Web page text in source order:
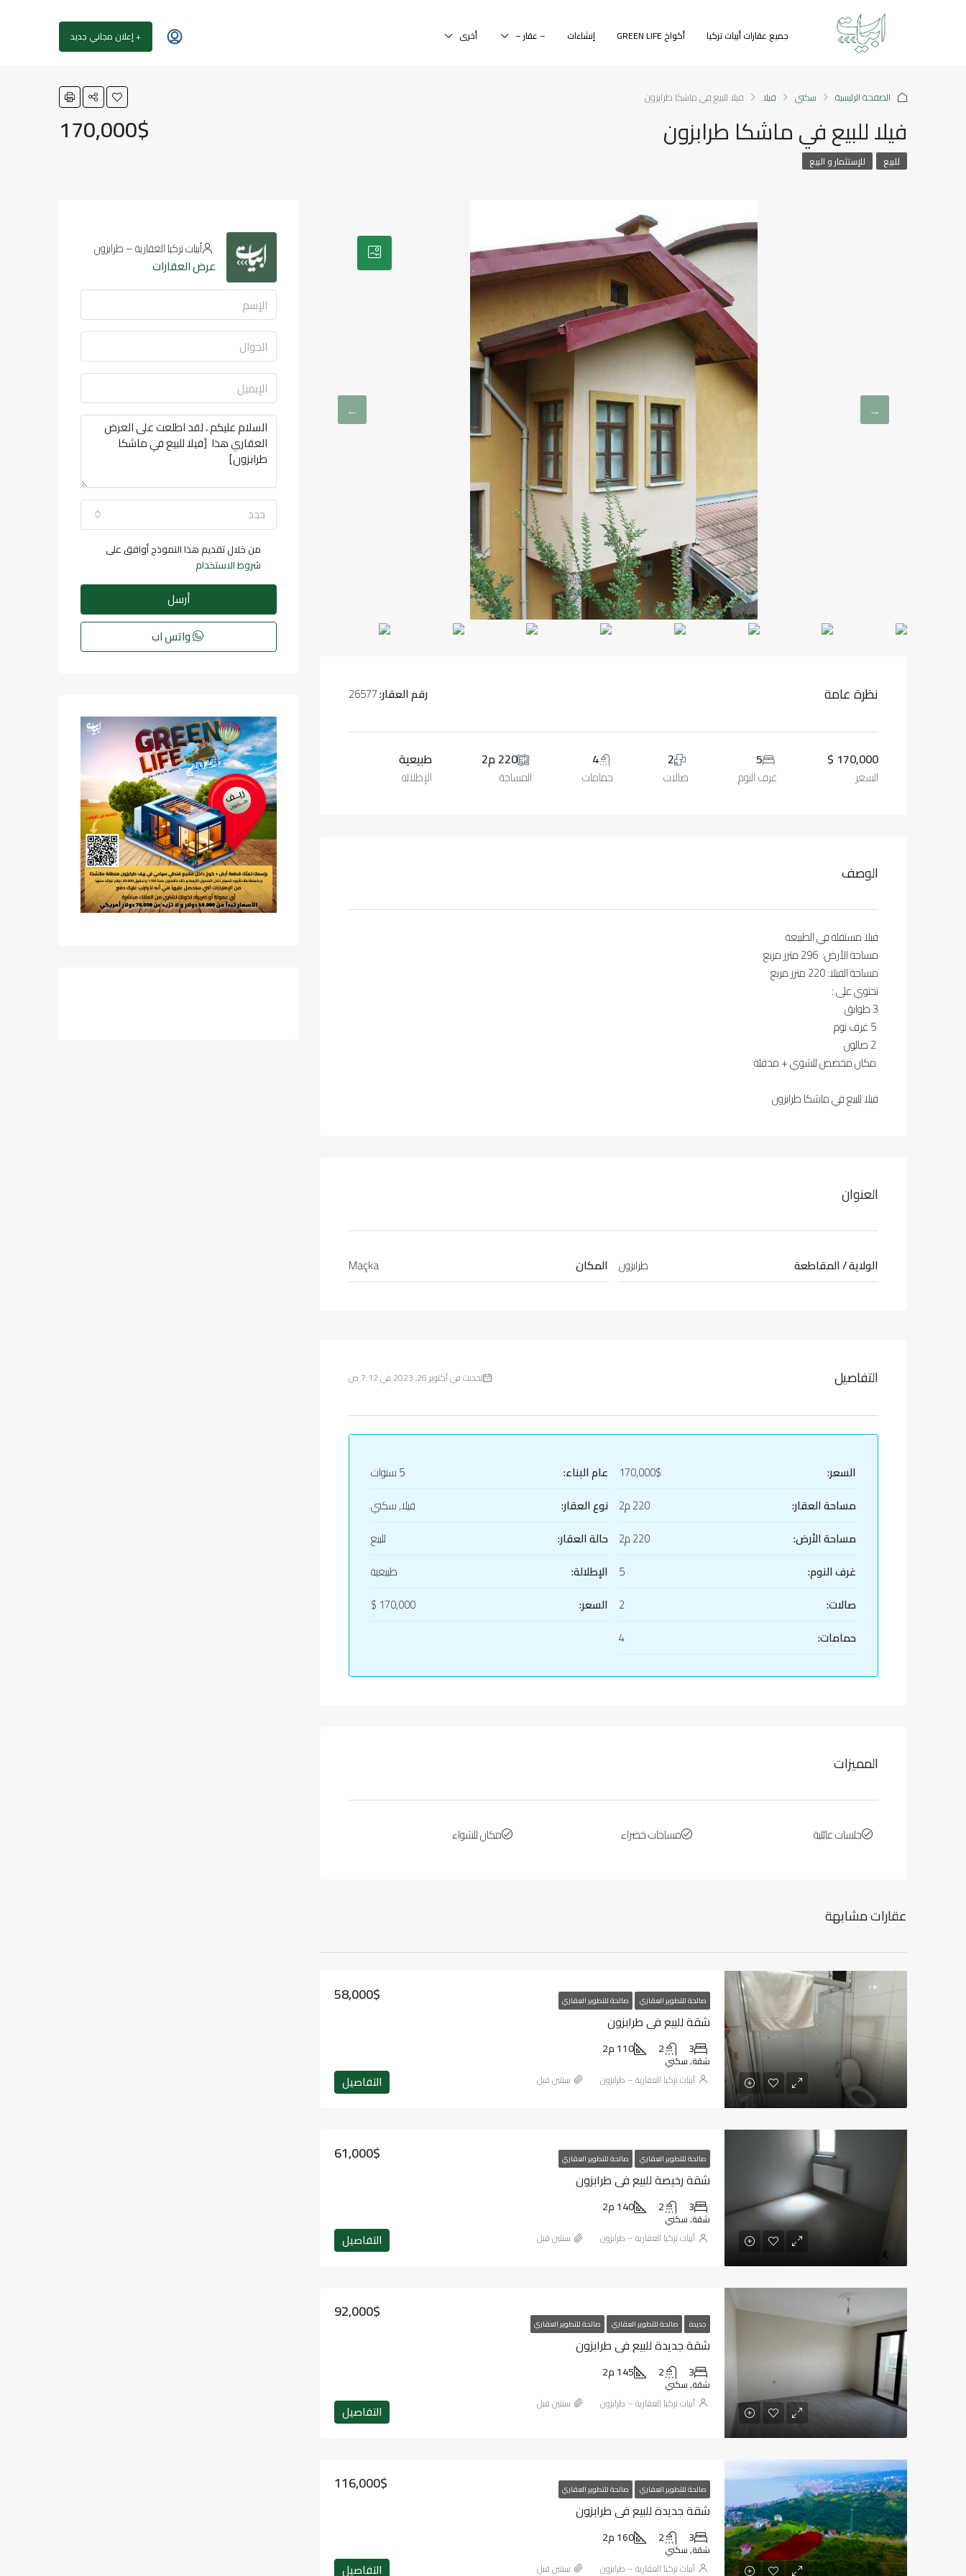
جميع عقارات أبيات تركيا أكواخ GREEN LIFE إنشاءات – عقار – أخرى + إعلان مجاني جديد
الصفحة الرئيسية سكني فيلا فيلا للبيع في ماشكا طرابزون
فيلا للبيع في ماشكا طرابزون 170,000$
للبيع للإستثمار و البيع
نظرة عامة رقم العقار:
170,000 $
السعر
5
غرف النوم
2
صالات
4
حمامات
220 م2
المساحة
طبيعية
الإطلالة
الوصف
فيلا مستقلة في الطبيعة
مساحة الأرض: 296 مترر مربع
مساحة الفيلا: 220 مترر مربع
تحتوي على :
3 طوابق
مكان مخصص للشوي + مدفئة
فيلا للبيع في ماشكا طرابزون
العنوان
الولاية / المقاطعة طرابزون المكان Maçka
التفاصيل تحديث في أكتوبر 26, 2023 في 7:12 ص
السعر:
170,000$
مساحة العقار:
220 م2
مساحة الأرض:
220 م2
غرف النوم:
5
صالات:
2
حمامات:
4
عام البناء:
5 سنوات
نوع العقار:
فيلا, سكني
حالة العقار:
للبيع
الإطلالة:
طبيعية
السعر:
170,000 $
المميزات
جلسات عائلية مساحات خضراء مكان للشواء
عقارات مشابهة
صالحة للتطوير العقاري صالحة للتطوير العقاري
شقة للبيع في طرابزون
58,000$
3
2 110 م2
شقة, سكني
التفاصيل أبيات تركيا العقارية – طرابزون ‏سنتين قبل
صالحة للتطوير العقاري صالحة للتطوير العقاري
شقة رخيصة للبيع في طرابزون
61,000$
3
2 140 م2
شقة, سكني
التفاصيل أبيات تركيا العقارية – طرابزون ‏سنتين قبل
جديدة صالحة للتطوير العقاري صالحة للتطوير العقاري
شقة جديدة للبيع في طرابزون
92,000$
3
2 145 م2
شقة, سكني
التفاصيل أبيات تركيا العقارية – طرابزون ‏سنتين قبل
صالحة للتطوير العقاري صالحة للتطوير العقاري
شقة جديدة للبيع في طرابزون
116,000$
3
2 160 م2
شقة, سكني
التفاصيل أبيات تركيا العقارية – طرابزون ‏سنتين قبل
أبيات تركيا العقارية – طرابزون
عرض العقارات
حدد
من خلال تقديم هذا النموذج أوافق على
شروط الاستخدام
أرسل
واتس اب